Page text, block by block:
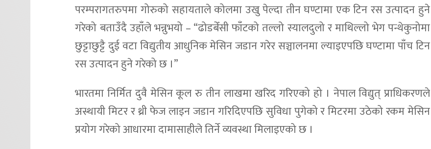
परम्परागतरुपमा गोरुको सहायताले कोलमा उखु पेल्दा तीन घण्टामा एक टिन रस उत्पादन हुने
गरेको बताउँदै उहाँले भन्नुभयो – “ढोडबेँसी फाँटको तल्लो स्यालदुलो र माथिल्लो भेग पन्थेकुनोमा
छुट्टाछुट्टै दुई वटा विद्युतीय आधुनिक मेसिन जडान गरेर सञ्चालनमा ल्याइएपछि घण्टामा पाँच टिन
रस उत्पादन हुने गरेको छ ।”
भारतमा निर्मित दुवै मेसिन कूल रु तीन लाखमा खरिद गरिएको हो । नेपाल विद्युत् प्राधिकरणले
अस्थायी मिटर र थ्री फेज लाइन जडान गरिदिएपछि सुविधा पुगेको र मिटरमा उठेको रकम मेसिन
प्रयोग गरेको आधारमा दामासाहीले तिर्ने व्यवस्था मिलाइएको छ ।